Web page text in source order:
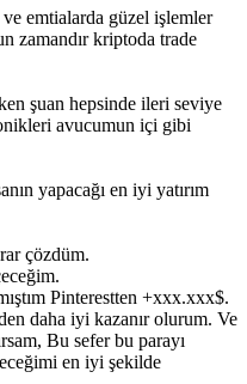
emtialarda güzel işlemler
zamandır kriptoda trade
şuan hepsinde ileri seviye
avucumun içi gibi
yapacağı en iyi yatırım
çözdüm.
Pinterestten +xxx.xxx$.
daha iyi kazanır olurum. Ve
Bu sefer bu parayı
en iyi şekilde